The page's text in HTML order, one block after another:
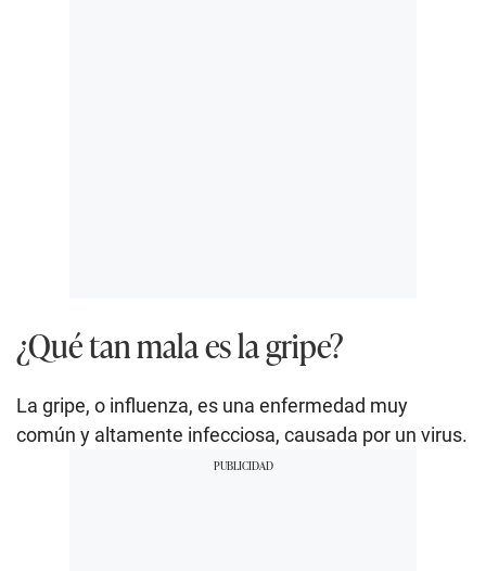
¿Qué tan mala es la gripe?
La gripe, o influenza, es una enfermedad muy
común y altamente infecciosa, causada por un virus.